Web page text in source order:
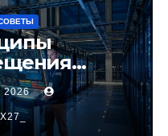
столов в
2026